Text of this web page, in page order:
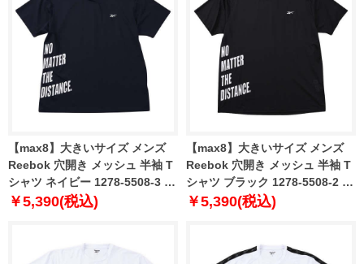
【max8】大きいサイズ メンズ
Reebok 穴開き メッシュ 半袖 T
シャツ ネイビー 1278-5508-3 3L
4L 5L 6L 8L
￥5,390(税込)
【max8】大きいサイズ メンズ
Reebok 穴開き メッシュ 半袖 T
シャツ ブラック 1278-5508-2 3L
4L 5L 6L 8L
￥5,390(税込)